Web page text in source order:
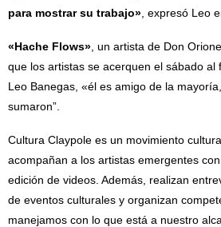
para mostrar su trabajo» , expresó Leo
«Hache Flows» , un artista de Don
que los artistas se acerquen el sábado al
Leo Banegas, «él es amigo de la
sumaron”.
Cultura Claypole es un movimiento
acompañan a los artistas emergentes
edición de videos. Además, realizan
de eventos culturales y organizan
manejamos con lo que está a nuestro